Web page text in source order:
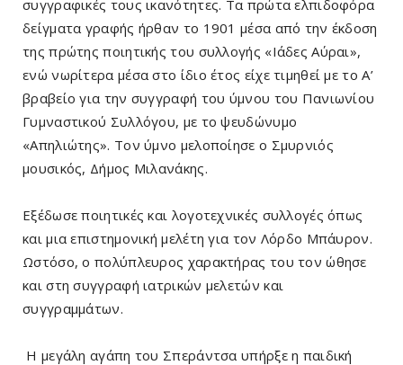
συγγραφικές τους ικανότητες. Τα πρώτα ελπιδοφόρα
δείγματα γραφής ήρθαν το 1901 μέσα από την έκδοση
της πρώτης ποιητικής του συλλογής «Ιάδες Αύραι»,
ενώ νωρίτερα μέσα στο ίδιο έτος είχε τιμηθεί με το Α’
βραβείο για την συγγραφή του ύμνου του Πανιωνίου
Γυμναστικού Συλλόγου, με το ψευδώνυμο
«Απηλιώτης». Τον ύμνο μελοποίησε ο Σμυρνιός
μουσικός, Δήμος Μιλανάκης.
Εξέδωσε ποιητικές και λογοτεχνικές συλλογές όπως
και μια επιστημονική μελέτη για τον Λόρδο Μπάυρον.
Ωστόσο, ο πολύπλευρος χαρακτήρας του τον ώθησε
και στη συγγραφή ιατρικών μελετών και
συγγραμμάτων.
Η μεγάλη αγάπη του Σπεράντσα υπήρξε η παιδική